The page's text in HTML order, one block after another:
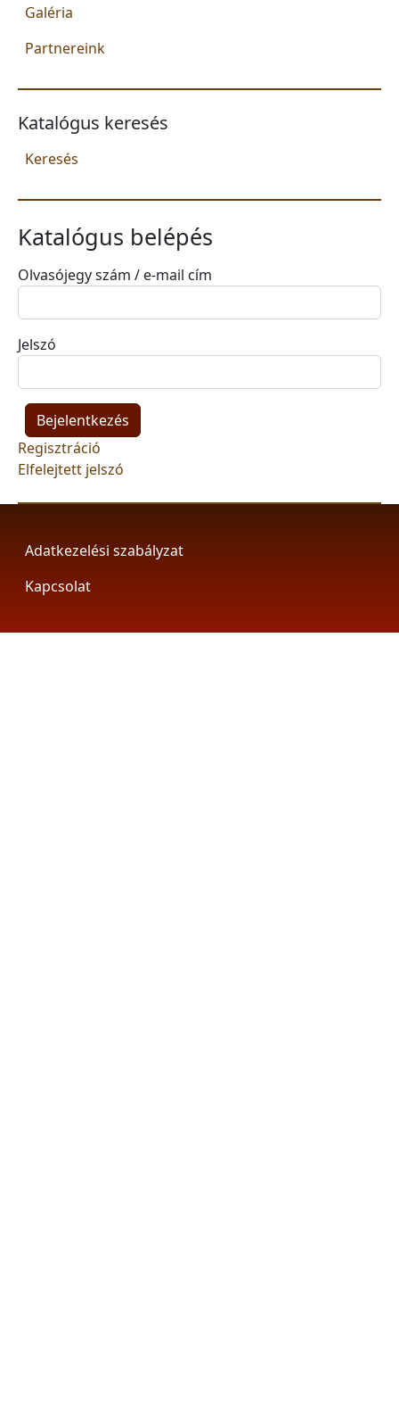
Galéria
Partnereink
Katalógus keresés
Keresés
Katalógus belépés
Olvasójegy szám / e-mail cím
Jelszó
Regisztráció
Elfelejtett jelszó
Footer
Adatkezelési szabályzat
Kapcsolat